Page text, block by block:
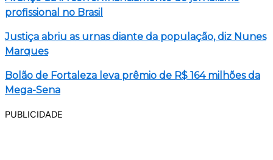
profissional no Brasil
Justiça abriu as urnas diante da população, diz Nunes
Marques
Bolão de Fortaleza leva prêmio de R$ 164 milhões da
Mega-Sena
PUBLICIDADE